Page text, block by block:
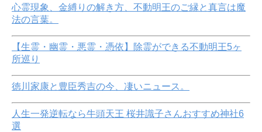
心霊現象、金縛りの解き方、不動明王のご縁と真言は魔
法の言葉。
【生霊・幽霊・悪霊・憑依】除霊ができる不動明王5ヶ
所巡り
徳川家康と豊臣秀吉の今、凄いニュース。
人生一発逆転なら牛頭天王 桜井識子さんおすすめ神社6
選